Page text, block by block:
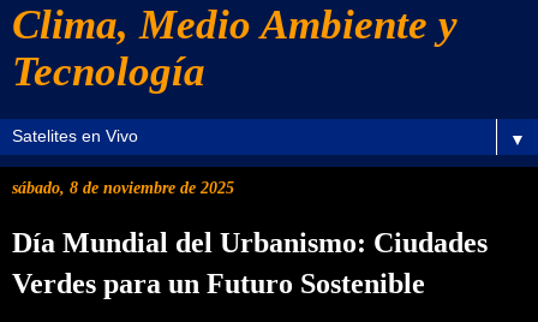
Clima, Medio Ambiente y
Tecnología
▼
sábado, 8 de noviembre de 2025
Día Mundial del Urbanismo: Ciudades
Verdes para un Futuro Sostenible